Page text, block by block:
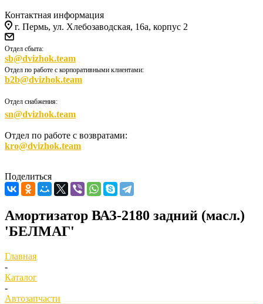
Контактная информация
г. Пермь, ул. Хлебозаводская, 16а, корпус 2
Отдел сбыта:
sb@dvizhok.team
Отдел по работе с корпоративными клиентами:
b2b@dvizhok.team
Отдел снабжения:
sn@dvizhok.team
Отдел по работе с возвратами:
kro@dvizhok.team
Поделиться
Амортизатор ВАЗ-2180 задний (масл.)
'БЕЛМАГ'
Главная
-
Каталог
-
Автозапчасти